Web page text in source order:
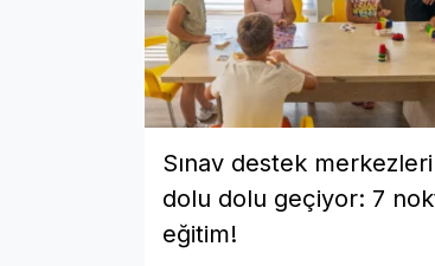
Sınav destek
dolu dolu geçiyor: 7
eğitim!